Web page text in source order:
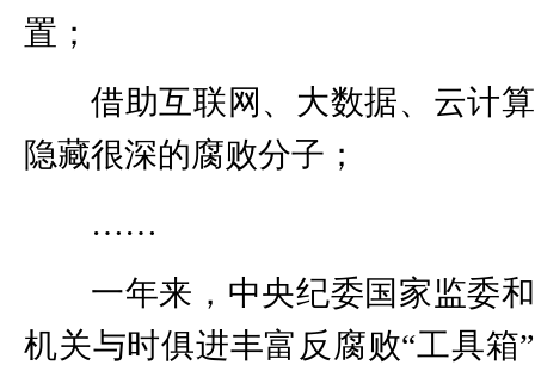
置；
借助互联网、大数据、云计
隐藏很深的腐败分子；
……
一年来，中央纪委国家监委
机关与时俱进丰富反腐败“工具箱